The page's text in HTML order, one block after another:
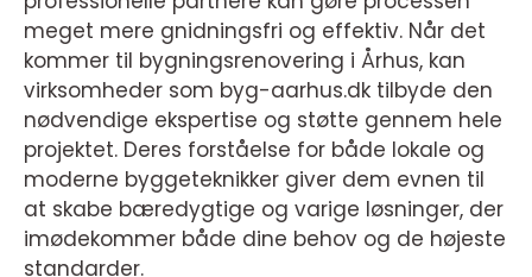
meget mere gnidningsfri og effektiv. Når det
kommer til bygningsrenovering i Århus, kan
virksomheder som byg-aarhus.dk tilbyde den
nødvendige ekspertise og støtte gennem hele
projektet. Deres forståelse for både lokale og
moderne byggeteknikker giver dem evnen til
at skabe bæredygtige og varige løsninger, der
imødekommer både dine behov og de højeste
standarder.